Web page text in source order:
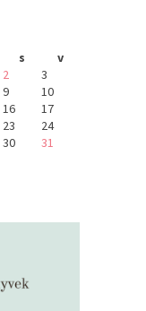
s
v
2
3
9
10
16
17
23
24
30 31